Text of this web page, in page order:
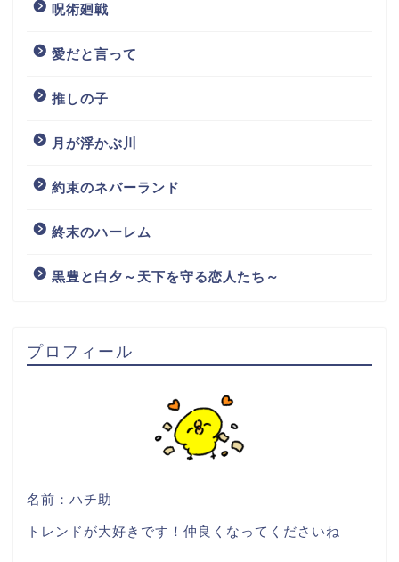
呪術廻戦
愛だと言って
推しの子
月が浮かぶ川
約束のネバーランド
終末のハーレム
黒豊と白夕～天下を守る恋人たち～
プロフィール
名前：ハチ助
トレンドが大好きです！仲良くなってくださいね